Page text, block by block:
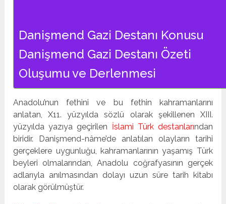
Danişmend Gazi Destanı Konusu
Danişmend Gazi Destanı Özeti
Oluşumu ve Derlenmesi
Anadolu’nun fethini ve bu fethin kahramanlarını
anlatan, X11. yüzyılda sözlü olarak şekillenen XIII.
yüzyılda yazıya geçirilen İslami Türk destanlarından
biridir. Danişmend-nâme’de anlatılan olayların tarihi
gerçeklere uygunluğu, kahramanlarının yaşamış Türk
beyleri olmalarından, Anadolu coğrafyasının gerçek
adlarıyla anılmasından dolayı uzun süre tarih kitabı
olarak görülmüştür.